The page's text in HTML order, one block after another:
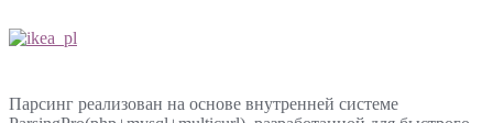
Парсинг реализован на основе внутренней системе